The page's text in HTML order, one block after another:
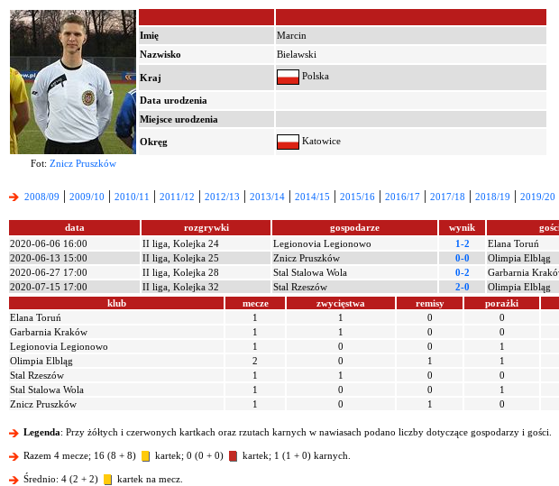
Imię
Marcin
Nazwisko
Bielawski
Kraj Polska
Data urodzenia
Miejsce urodzenia
Okręg Katowice
Fot: Znicz Pruszków
2008/09 | 2009/10 | 2010/11 | 2011/12 | 2012/13 | 2013/14 | 2014/15 | 2015/16 | 2016/17 | 2017/18 | 2018/19 | 2019/20
data rozgrywki gospodarze wynik
2020-06-06 16:00
II liga, Kolejka 24 Legionovia Legionowo 1-2 Elana Toruń
2020-06-13 15:00
II liga, Kolejka 25 Znicz Pruszków 0-0 Olimpia Elbląg
2020-06-27 17:00
II liga, Kolejka 28 Stal Stalowa Wola 0-2 Garbarnia
2020-07-15 17:00
II liga, Kolejka 32 Stal Rzeszów 2-0 Olimpia Elbląg
klub
mecze zwycięstwa remisy porażki
Elana Toruń
1 1 0 0
Garbarnia Kraków
1 1 0 0
Legionovia Legionowo
1 0 0 1
Olimpia Elbląg
2 0 1 1
Stal Rzeszów
1 1 0 0
Stal Stalowa Wola
1 0 0 1
Znicz Pruszków
1 0 1 0
Legenda: Przy żółtych i czerwonych kartkach oraz rzutach karnych w nawiasach podano liczby dotyczące gospodarzy i gości.
Razem 4 mecze; 16 (8 + 8) kartek; 0 (0 + 0) kartek; 1 (1 + 0) karnych.
Średnio: 4 (2 + 2)
kartek na mecz.